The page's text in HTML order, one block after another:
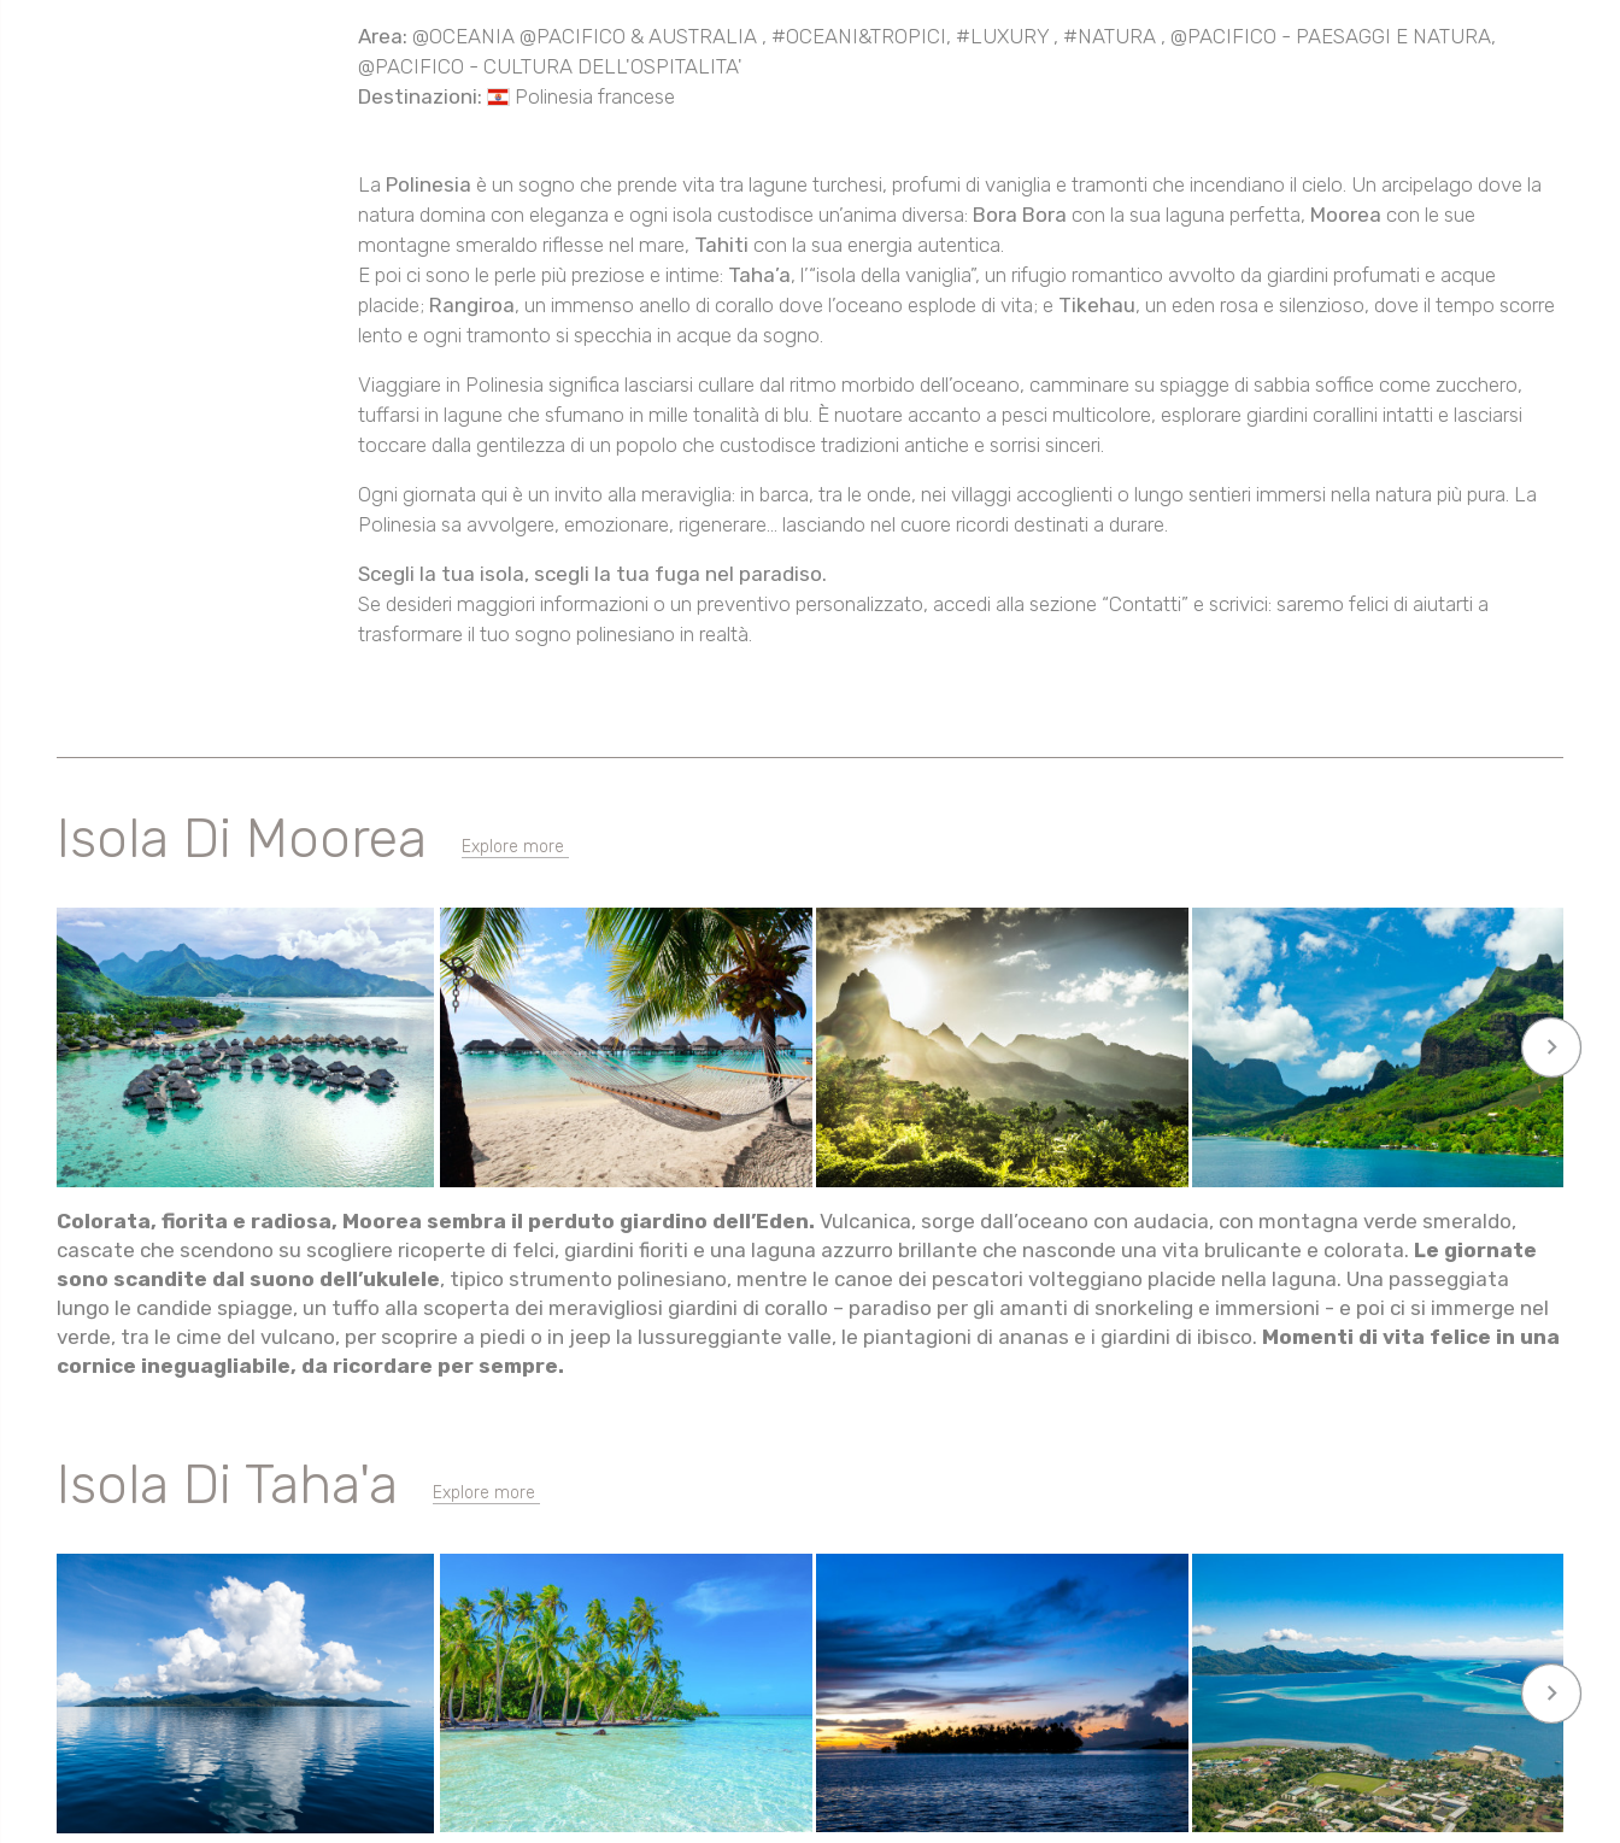
Area: @OCEANIA @PACIFICO & AUSTRALIA , #OCEANI&TROPICI, #LUXURY , #NATURA , @PACIFICO - PAESAGGI E NATURA,
@PACIFICO - CULTURA DELL'OSPITALITA'
Destinazioni:
Polinesia francese
La Polinesia è un sogno che prende vita tra lagune turchesi, profumi di vaniglia e tramonti che incendiano il cielo. Un arcipelago dove la
natura domina con eleganza e ogni isola custodisce un’anima diversa: Bora Bora con la sua laguna perfetta, Moorea con le sue
montagne smeraldo riflesse nel mare, Tahiti con la sua energia autentica.
E poi ci sono le perle più preziose e intime: Taha’a, l’“isola della vaniglia”, un rifugio romantico avvolto da giardini profumati e acque
placide; Rangiroa, un immenso anello di corallo dove l’oceano esplode di vita; e Tikehau, un eden rosa e silenzioso, dove il tempo scorre
lento e ogni tramonto si specchia in acque da sogno.
Viaggiare in Polinesia significa lasciarsi cullare dal ritmo morbido dell’oceano, camminare su spiagge di sabbia soffice come zucchero,
tuffarsi in lagune che sfumano in mille tonalità di blu. È nuotare accanto a pesci multicolore, esplorare giardini corallini intatti e lasciarsi
toccare dalla gentilezza di un popolo che custodisce tradizioni antiche e sorrisi sinceri.
Ogni giornata qui è un invito alla meraviglia: in barca, tra le onde, nei villaggi accoglienti o lungo sentieri immersi nella natura più pura. La
Polinesia sa avvolgere, emozionare, rigenerare… lasciando nel cuore ricordi destinati a durare.
Scegli la tua isola, scegli la tua fuga nel paradiso.
Se desideri maggiori informazioni o un preventivo personalizzato, accedi alla sezione “Contatti” e scrivici: saremo felici di aiutarti a
trasformare il tuo sogno polinesiano in realtà.
Isola Di Moorea Explore more
keyboard_arrow_right
Colorata, fiorita e radiosa, Moorea sembra il perduto giardino dell’Eden. Vulcanica, sorge dall’oceano con audacia, con montagna verde smeraldo,
cascate che scendono su scogliere ricoperte di felci, giardini fioriti e una laguna azzurro brillante che nasconde una vita brulicante e colorata. Le giornate
sono scandite dal suono dell’ukulele, tipico strumento polinesiano, mentre le canoe dei pescatori volteggiano placide nella laguna. Una passeggiata
lungo le candide spiagge, un tuffo alla scoperta dei meravigliosi giardini di corallo – paradiso per gli amanti di snorkeling e immersioni - e poi ci si immerge nel
verde, tra le cime del vulcano, per scoprire a piedi o in jeep la lussureggiante valle, le piantagioni di ananas e i giardini di ibisco. Momenti di vita felice in una
cornice ineguagliabile, da ricordare per sempre.
Isola Di Taha'a Explore more
keyboard_arrow_right